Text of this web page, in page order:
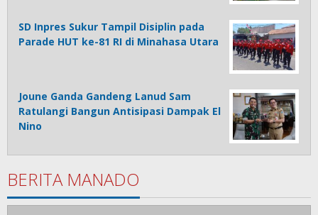
SD Inpres Sukur Tampil Disiplin pada
Parade HUT ke-81 RI di Minahasa Utara
Joune Ganda Gandeng Lanud Sam
Ratulangi Bangun Antisipasi Dampak El
Nino
BERITA MANADO